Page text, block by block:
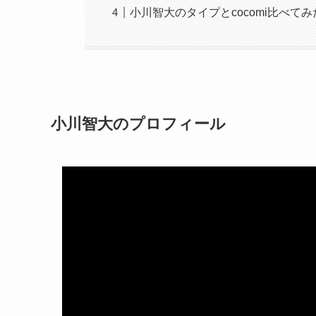
小川智大のタイプとcocomi比べてみ
小川智大のプロフィール